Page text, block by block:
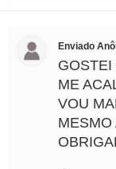
Enviado
GOSTEI
ME
VOU
MESMO